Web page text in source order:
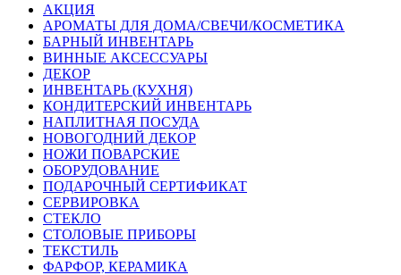
АКЦИЯ
АРОМАТЫ ДЛЯ ДОМА/СВЕЧИ/КОСМЕТИКА
БАРНЫЙ ИНВЕНТАРЬ
ВИННЫЕ АКСЕССУАРЫ
ДЕКОР
ИНВЕНТАРЬ (КУХНЯ)
КОНДИТЕРСКИЙ ИНВЕНТАРЬ
НАПЛИТНАЯ ПОСУДА
НОВОГОДНИЙ ДЕКОР
НОЖИ ПОВАРСКИЕ
ОБОРУДОВАНИЕ
ПОДАРОЧНЫЙ СЕРТИФИКАТ
СЕРВИРОВКА
СТЕКЛО
СТОЛОВЫЕ ПРИБОРЫ
ТЕКСТИЛЬ
ФАРФОР, КЕРАМИКА